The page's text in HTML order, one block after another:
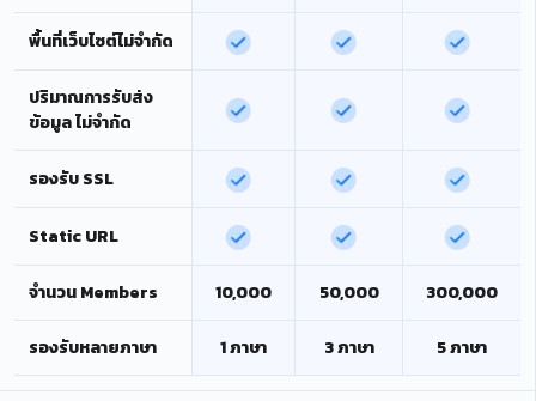
พื้นที่เว็บไซต์ไม่จำกัด
ปริมาณการรับส่ง
ข้อมูล ไม่จำกัด
รองรับ SSL
Static URL
จำนวน Members 10,000 50,000 300,000
รองรับหลายภาษา 1 ภาษา 3 ภาษา 5 ภาษา